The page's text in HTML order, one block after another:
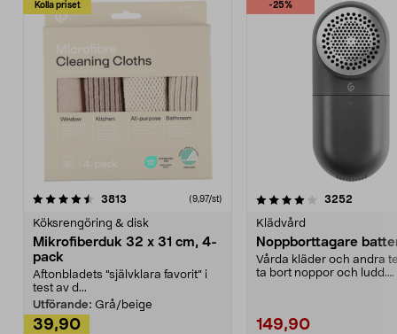
Kolla priset
3813 (9,97/st)
Köksrengöring & disk
Mikrofiberduk 32 x 31 cm, 4-
pack
Aftonbladets "självklara favorit” i
test av d...
Utförande: Grå/beige
39,90
-25%
4.0av 5 stjärnor 3252
Klädvård
Noppborttagare
Vårda kläder och andra
ta bort noppor och ludd.
149,90
4.5av 5 stjärnor